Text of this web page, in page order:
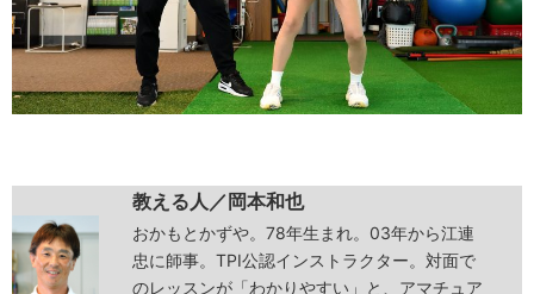
教える人／岡本和也
おかもとかずや。78年生まれ。03年から江連
忠に師事。TPI公認インストラクター。対面で
のレッスンが「わかりやすい」と、アマチュア